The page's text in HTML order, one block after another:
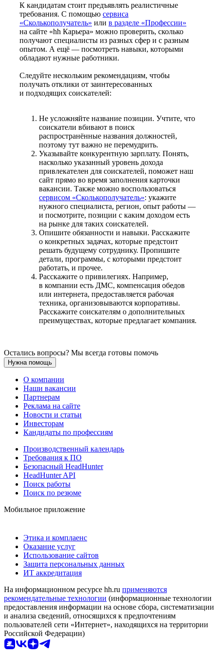
К кандидатам стоит предъявлять реалистичные
требования. С помощью сервиса
«Сколькополучатель» или в разделе «Профессии»
на сайте «hh Карьера» можно проверить, сколько
получают специалисты из разных сфер и с разным
опытом. А ещё — посмотреть навыки, которыми
обладают нужные работники.
Следуйте нескольким рекомендациям, чтобы
получать отклики от заинтересованных
и подходящих соискателей:
Не усложняйте название позиции. Учтите, что
соискатели вбивают в поиск
распространённые названия должностей,
поэтому тут важно не перемудрить.
Указывайте конкурентную зарплату. Понять,
насколько указанный уровень дохода
привлекателен для соискателей, поможет наш
сайт прямо во время заполнения карточки
вакансии. Также можно воспользоваться
сервисом «Сколькополучатель»: укажите
нужного специалиста, регион, опыт работы —
и посмотрите, позиции с каким доходом есть
на рынке для таких соискателей.
Опишите обязанности и навыки. Расскажите
о конкретных задачах, которые предстоит
решать будущему сотруднику. Пропишите
детали, программы, с которыми предстоит
работать, и прочее.
Расскажите о привилегиях. Например,
в компании есть ДМС, компенсация обедов
или интернета, предоставляется рабочая
техника, организовываются корпоративы.
Расскажите соискателям о дополнительных
преимуществах, которые предлагает компания.
Остались вопросы? Мы всегда готовы помочь
Нужна помощь
О компании
Наши вакансии
Партнерам
Реклама на сайте
Новости и статьи
Инвесторам
Кандидаты по профессиям
Производственный календарь
Требования к ПО
Безопасный HeadHunter
HeadHunter API
Поиск работы
Поиск по резюме
Мобильное приложение
Этика и комплаенс
Оказание услуг
Использование сайтов
Защита персональных данных
ИТ аккредитация
На информационном ресурсе hh.ru применяются
рекомендательные технологии (информационные технологии
предоставления информации на основе сбора, систематизации
и анализа сведений, относящихся к предпочтениям
пользователей сети «Интернет», находящихся на территории
Российской Федерации)